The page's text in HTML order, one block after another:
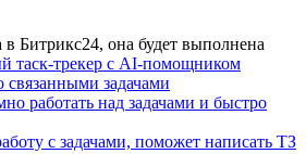
в Битрикс24, она будет выполнена
таск-трекер с AI-помощником
связанными задачами
работать над задачами и быстро
с задачами, поможет написать ТЗ